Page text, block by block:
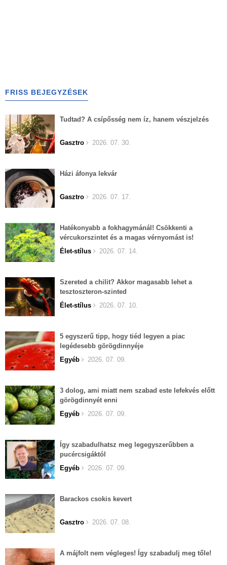
FRISS BEJEGYZÉSEK
Tudtad? A csípősség nem íz, hanem vészjelzés
Gasztro 2026. 07. 30.
Házi áfonya lekvár
Gasztro 2026. 07. 17.
Hatékonyabb a fokhagymánál! Csökkenti a
vércukorszintet és a magas vérnyomást is!
Élet-stílus
2026. 07. 14.
Szereted a chilit? Akkor magasabb lehet a
tesztoszteron-szinted
Élet-stílus
2026. 07. 10.
5 egyszerű tipp, hogy tiéd legyen a piac
legédesebb görögdinnyéje
Egyéb
2026. 07. 09.
3 dolog, ami miatt nem szabad este lefekvés előtt
görögdinnyét enni
Egyéb
2026. 07. 09.
Így szabadulhatsz meg legegyszerűbben a
pucércsigáktól
Egyéb
2026. 07. 09.
Barackos csokis kevert
Gasztro 2026. 07. 08.
A májfolt nem végleges! Így szabadulj meg tőle!